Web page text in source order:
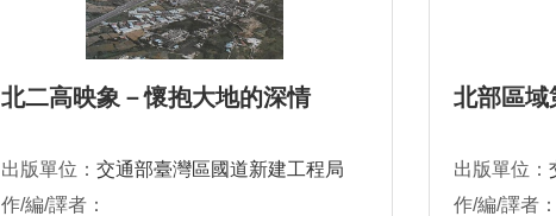
北二高映象－懷抱大地的深情
出版單位： 交通部臺灣區國道新建工程局
作/編/譯者：
北部區域
出版單位：
作/編/譯者：